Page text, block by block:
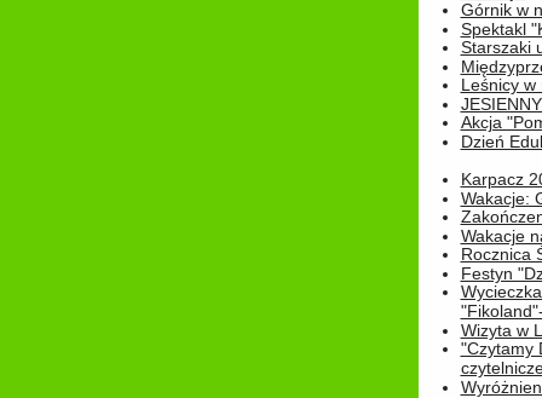
Górnik w
Spektakl
Starszaki
Leśnicy w
Akcja
Dzień
Karpacz
Wakacje:
Wakacje
Rocznica
Festyn
Wizyta w
"Czytamy